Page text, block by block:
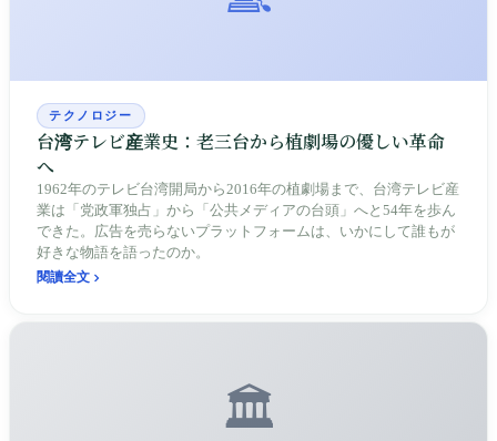
テクノロジー
台湾テレビ産業史：老三台から植劇場の優しい革命
へ
1962年のテレビ台湾開局から2016年の植劇場まで、台湾テレビ産
業は「党政軍独占」から「公共メディアの台頭」へと54年を歩ん
できた。広告を売らないプラットフォームは、いかにして誰もが
好きな物語を語ったのか。
閱讀全文
🏛️